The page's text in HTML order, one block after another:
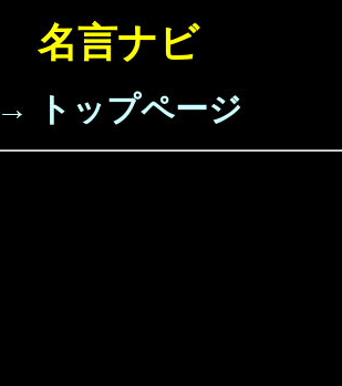
名言ナビ
→ トップページ